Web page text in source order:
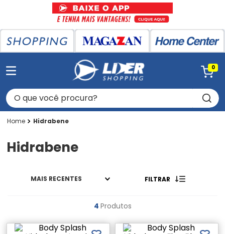
0
O que você procura?
Hidrabene
Hidrabene
MAIS RECENTES FILTRAR
4 Produtos